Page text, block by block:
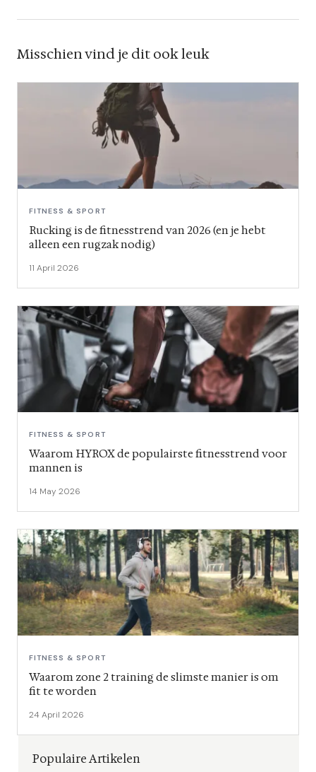
Misschien vind je dit ook leuk
FITNESS & SPORT
Rucking is de fitnesstrend van 2026 (en je hebt
alleen een rugzak nodig)
11 April 2026
FITNESS & SPORT
Waarom HYROX de populairste fitnesstrend voor
mannen is
14 May 2026
FITNESS & SPORT
Waarom zone 2 training de slimste manier is om
fit te worden
24 April 2026
Populaire Artikelen